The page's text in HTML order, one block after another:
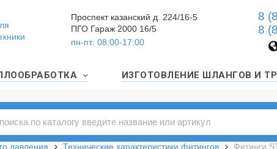
Проспект казанский д. 224/16-5
ПГО Гараж 2000 16/5
пн-пт: 08:00-17:00
8
8
ИЗГОТОВЛЕНИЕ ШЛАНГОВ И
давления Технические характеристики фитингов Фитинги